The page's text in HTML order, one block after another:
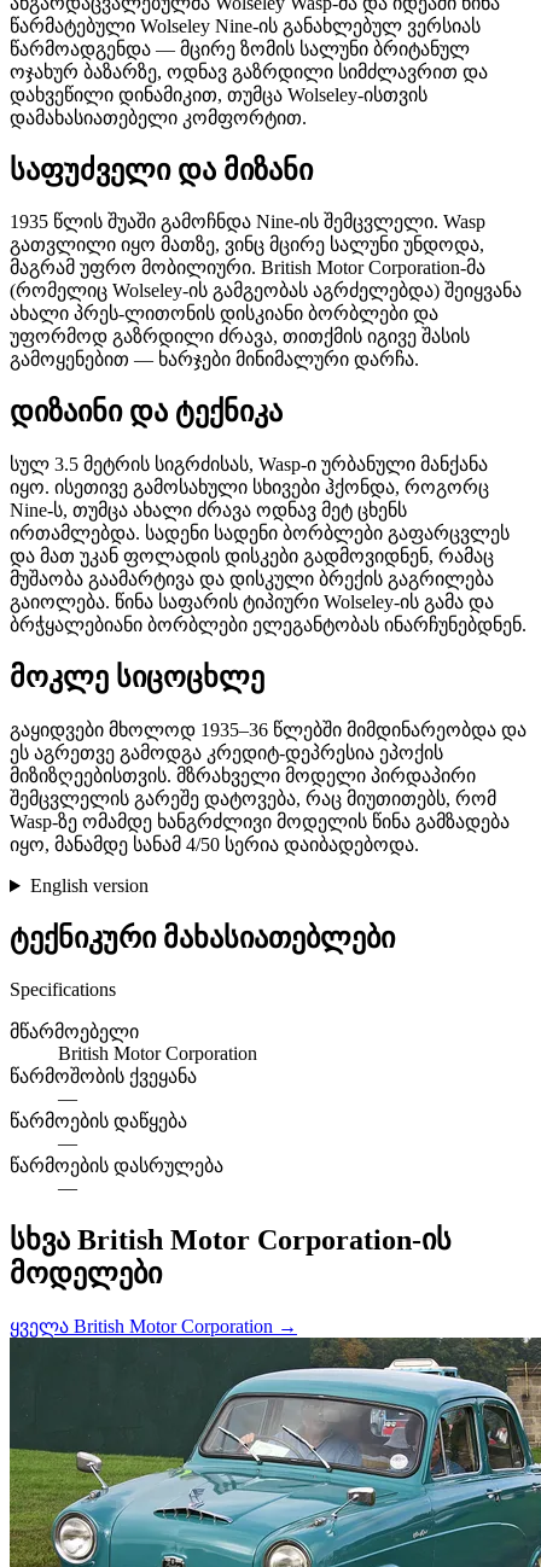
წარმატებული Wolseley Nine-ის განახლებულ ვერსიას
წარმოადგენდა — მცირე ზომის სალუნი ბრიტანულ
ოჯახურ ბაზარზე, ოდნავ გაზრდილი სიმძლავრით და
დახვეწილი დინამიკით, თუმცა Wolseley-ისთვის
დამახასიათებელი კომფორტით.
საფუძველი და მიზანი
1935 წლის შუაში გამოჩნდა Nine-ის შემცვლელი. Wasp
გათვლილი იყო მათზე, ვინც მცირე სალუნი უნდოდა,
მაგრამ უფრო მობილიური. British Motor Corporation-მა
(რომელიც Wolseley-ის გამგეობას აგრძელებდა) შეიყვანა
ახალი პრეს-ლითონის დისკიანი ბორბლები და
უფორმოდ გაზრდილი ძრავა, თითქმის იგივე შასის
გამოყენებით — ხარჯები მინიმალური დარჩა.
დიზაინი და ტექნიკა
სულ 3.5 მეტრის სიგრძისას, Wasp-ი ურბანული მანქანა
იყო. ისეთივე გამოსახული სხივები ჰქონდა, როგორც
Nine-ს, თუმცა ახალი ძრავა ოდნავ მეტ ცხენს
ირთამლებდა. სადენი სადენი ბორბლები გაფარცვლეს
და მათ უკან ფოლადის დისკები გადმოვიდნენ, რამაც
მუშაობა გაამარტივა და დისკული ბრექის გაგრილება
გაიოლება. წინა საფარის ტიპიური Wolseley-ის გამა და
ბრჭყალებიანი ბორბლები ელეგანტობას ინარჩუნებდნენ.
მოკლე სიცოცხლე
გაყიდვები მხოლოდ 1935–36 წლებში მიმდინარეობდა და
ეს აგრეთვე გამოდგა კრედიტ-დეპრესია ეპოქის
მიზიზღეებისთვის. მზრახველი მოდელი პირდაპირი
შემცვლელის გარეშე დატოვება, რაც მიუთითებს, რომ
Wasp-ზე ომამდე ხანგრძლივი მოდელის წინა გამზადება
იყო, მანამდე სანამ 4/50 სერია დაიბადებოდა.
English version
ტექნიკური მახასიათებლები
Specifications
მწარმოებელი
British Motor Corporation
წარმოშობის ქვეყანა
—
წარმოების დაწყება
—
წარმოების დასრულება
—
სხვა British Motor Corporation-ის
მოდელები
ყველა British Motor Corporation →